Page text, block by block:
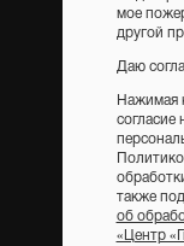
мое
другой
Даю
Нажимая
согласие
также
об
«Центр